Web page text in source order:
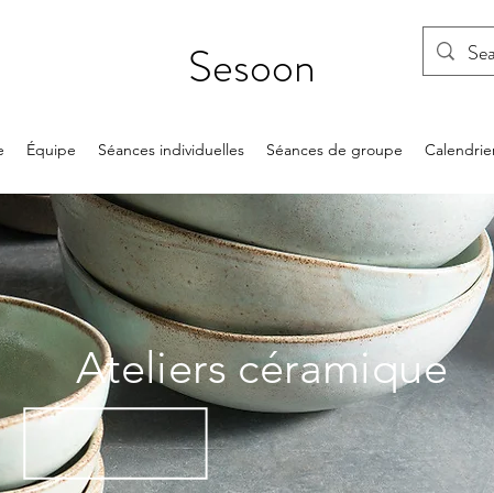
Sesoon
Équipe Séances individuelles Séances de groupe
Ateliers céramique